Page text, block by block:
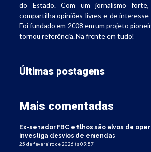
do Estado. Com um jornalismo forte,
compartilha opiniões livres e de interesse
Foi fundado em 2008 em um projeto
tornou referência. Na frente em tudo!
Últimas postagens
Mais comentadas
Ex-senador FBC e filhos são alvos de
investiga desvios de emendas
25 de fevereiro de 2026 às 09:57